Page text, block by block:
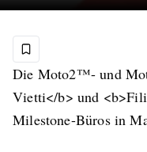
Die Moto2™- und
Vietti</b> und <b>
Milestone-Büros in